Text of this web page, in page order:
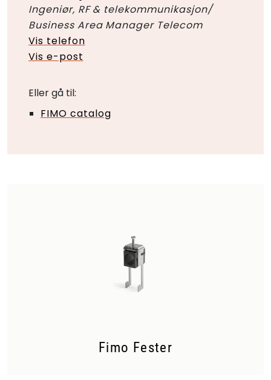
Ingeniør, RF & telekommunikasjon/
Business Area Manager Telecom
Vis telefon
Vis e-post
Eller gå til:
FIMO catalog
Fimo Fester